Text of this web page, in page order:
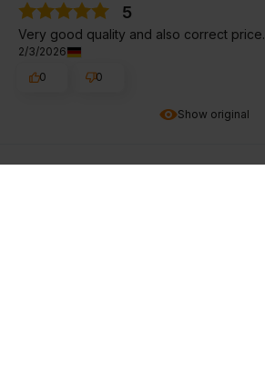
Show original
5
Very good quality and also correct price.
2/3/2026
0
0